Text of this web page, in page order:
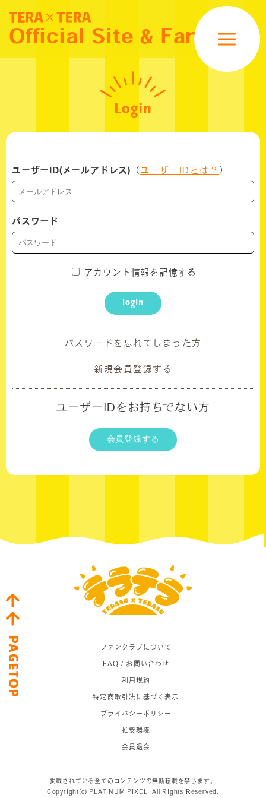
Official Site & Fanclub
SCHEDULE
MOVIE
PROFILE
FANCLUB MENU
LOGIN
UPDATED DAILY
WALLPAPER
CALENDAR
Login
ユーザーID(メールアドレス) （ ユーザーIDとは？ ）
パスワード
アカウント情報を記憶する
login
パスワードを忘れてしまった方
新規会員登録する
ユーザーIDをお持ちでない方
会員登録する
PAGETOP ファンクラブについて
FAQ / お問い合わせ
利用規約
特定商取引法に基づく表示
プライバシーポリシー
推奨環境
会員退会
掲載されている全てのコンテンツの無断転載を禁じます。
Copyright(c) PLATINUM PIXEL. All Rights Reserved.